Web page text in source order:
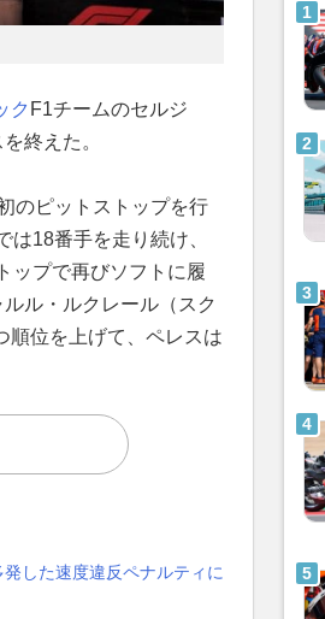
ク F1チームのセルジ
終えた。
のピットストップを行
18番手を走り続け、
ップで再びソフトに履
ル・ルクレール（スク
順位を上げて、ペレスは
した速度違反ペナルティに